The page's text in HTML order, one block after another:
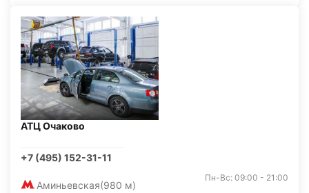
АТЦ Очаково
+7 (495) 152-31-11
Аминьевская(980 м)
Пн-Вс: 09:00 - 21:00